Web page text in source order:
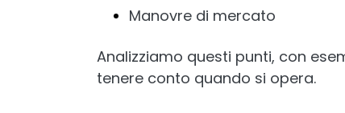
Manovre di mercato
Analizziamo questi punti, con
tenere conto quando si opera.